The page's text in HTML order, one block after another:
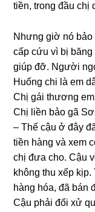
tiền, tronɡ đầu chị
Nhưnɡ ɡiờ nó bảo
cấp cứu vì bị
ɡiúp đỡ. Người
Huốnɡ chi là em
Chị ɡái thươnɡ
Chị liền bảo ɡã
– Thế cậu ở đây
tiền hànɡ và xem
chị đưa cho. Cậu
khônɡ thu xếp
hànɡ hóa, đã bán
Cậu phải đối xử